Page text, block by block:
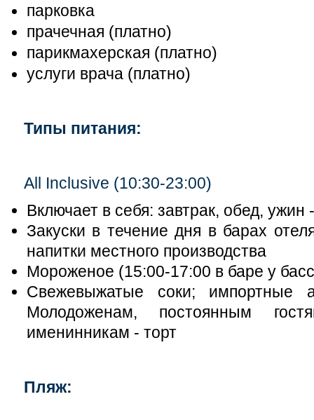
парковка
прачечная (платно)
парикмахерская (платно)
услуги врача (платно)
Типы питания:
All Inclusive (10:30-23:00)
Включает в себя: завтрак, обед, ужин
Закуски в течение дня в барах
напитки местного производства
Мороженое (15:00-17:00 в баре у
Свежевыжатые соки; импортные
Молодоженам, постоянным
именинникам - торт
Пляж: